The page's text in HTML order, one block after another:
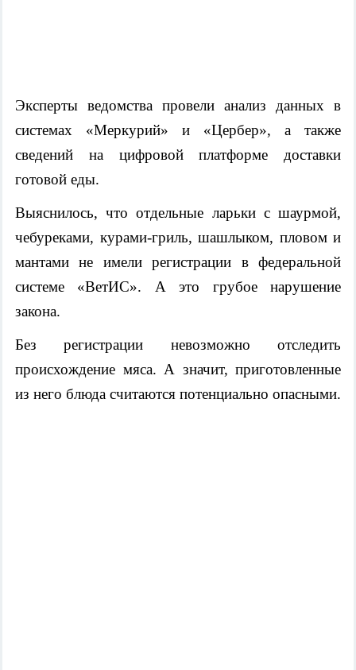
Эксперты ведомства провели анализ данных в
системах «Меркурий» и «Цербер», а также
сведений на цифровой платформе доставки
готовой еды.
Выяснилось, что отдельные ларьки с шаурмой,
чебуреками, курами-гриль, шашлыком, пловом и
мантами не имели регистрации в федеральной
системе «ВетИС». А это грубое нарушение
закона.
Без регистрации невозможно отследить
происхождение мяса. А значит, приготовленные
из него блюда считаются потенциально опасными.